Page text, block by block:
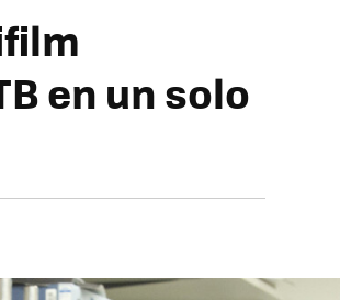
en un solo